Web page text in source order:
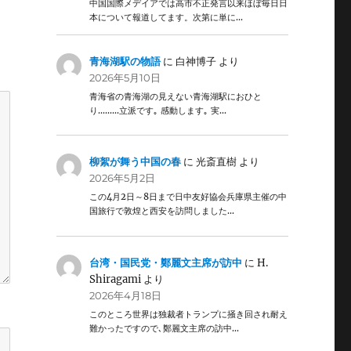
中国国際メデイアでは高市不正発言以来ほぼ毎日日
本について報道してます。次第に単に…
青海湖駅の物語に 白神博子 より
2026年5月10日
青海省の青海湖の見えない青海湖駅におひと
り………立派です｡ 感動します｡ 実…
柳絮が舞う中国の春 に光斎直樹 より
2026年5月2日
この4月2日～8日まで日中友好協会兵庫県主催の中
国旅行で敦煌と西安を訪問しました…
台湾・国民党・鄭麗文主席が訪中 にH.
Shiragami より
2026年4月18日
このところ世界は独裁者トランプに掻き回され耐え
難かったですので､鄭麗文主席の訪中…